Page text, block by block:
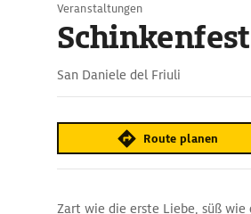
Veranstaltungen
San Daniele del Friuli
Route planen
Zart wie die erste Liebe, süß